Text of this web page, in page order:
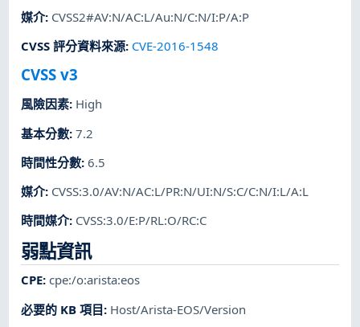
媒介: CVSS2#AV:N/AC:L/Au:N/C:N/I:P/A:P
CVSS 評分資料來源: CVE-2016-1548
CVSS v3
風險因素: High
基本分數:7.2
時間性分數:6.5
媒介: CVSS:3.0/AV:N/AC:L/PR:N/UI:N/S:C/C:N/I:L/A:L
時間媒介: CVSS:3.0/E:P/RL:O/RC:C
弱點資訊
CPE:cpe:/o:arista:eos
必要的 KB 項目: Host/Arista-EOS/Version